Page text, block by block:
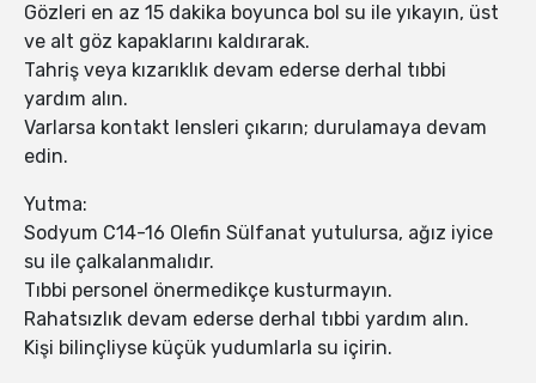
Gözleri en az 15 dakika boyunca bol su ile yıkayın, üst
ve alt göz kapaklarını kaldırarak.
Tahriş veya kızarıklık devam ederse derhal tıbbi
yardım alın.
Varlarsa kontakt lensleri çıkarın; durulamaya devam
edin.
Yutma:
Sodyum C14-16 Olefin Sülfanat yutulursa, ağız iyice
su ile çalkalanmalıdır.
Tıbbi personel önermedikçe kusturmayın.
Rahatsızlık devam ederse derhal tıbbi yardım alın.
Kişi bilinçliyse küçük yudumlarla su içirin.